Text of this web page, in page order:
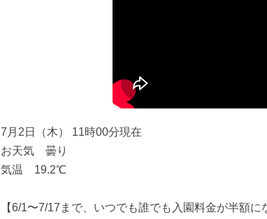
7月2日（木） 11時00分現在
お天気 曇り
気温 19.2℃
【6/1〜7/17まで、いつでも誰でも入園料金が半額